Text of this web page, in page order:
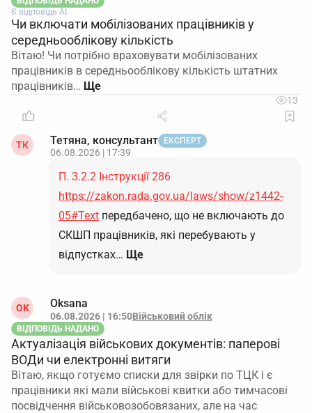
Є відповідь АІ
Чи включати мобілізованих працівників у
середньооблікову кількість
Вітаю! Чи потрібно враховувати мобілізованих
працівників в середньооблікову кількість штатних
працівників…
13
ТК Тетяна, консультант ЕКСПЕРТ
06.08.2026 | 17:39
П. 3.2.2 Інструкції 286
https://zakon.rada.gov.ua/laws/show/z1442-
05#Text передбачено, що не включають до
СКШП працівників, які перебувають у
відпустках… Ще
OK Oksana
06.08.2026 | 16:50Військовий облік
ВІДПОВІДЬ НАДАНО
Актуалізація військових документів: паперові
ВОДи чи електронні витяги
Вітаю, якщо готуємо списки для звірки по ТЦК і є
працівники які мали військові квитки або тимчасові
посвідчення військовозобовязаних, але на час